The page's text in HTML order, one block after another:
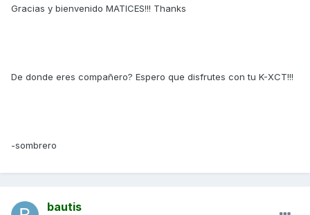
Gracias y bienvenido MATICES!!! Thanks
De donde eres compañero? Espero que disfrutes con tu K-XCT!!!
-sombrero
bautis